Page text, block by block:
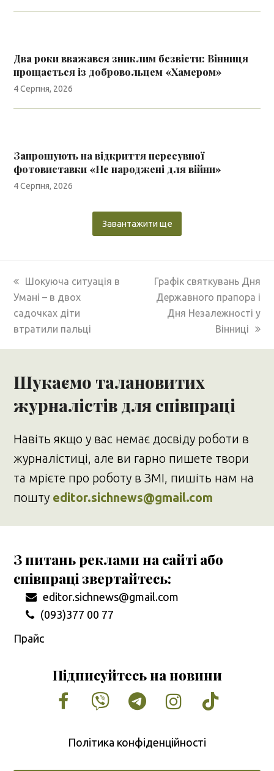
Два роки вважався зниклим безвісти: Вінниця
прощається із добровольцем «Хамером»
4 Серпня, 2026
Запрошують на відкриття пересувної
фотовиставки «Не народжені для війни»
4 Серпня, 2026
Завантажити ще
previous
post:
Шокуюча ситуація в
Умані – в двох
садочках діти
втратили пальці
next
post:
Графік святкувань Дня
Державного прапора і
Дня Незалежності у
Вінниці
Шукаємо талановитих
журналістів для співпраці
Навіть якщо у вас немає досвіду роботи в
журналістиці, але ви гарно пишете твори
та мрієте про роботу в ЗМІ, пишіть нам на
пошту editor.sichnews@gmail.com
З питань реклами на сайті або
співпраці звертайтесь:
editor.sichnews@gmail.com
(093)377 00 77
Прайс
Підписуйтесь на новини
Facebook
VimeoTumblrInstagram
Tiktok
Політика конфіденційності